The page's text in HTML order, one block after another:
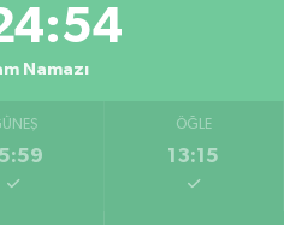
Namazı
ÖĞLE
13:15